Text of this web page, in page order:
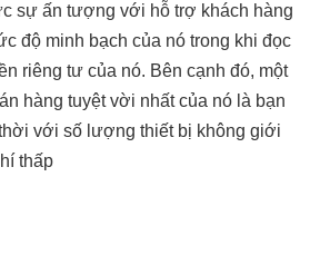
sự ấn tượng với hỗ trợ khách hàng
độ minh bạch của nó trong khi đọc
riêng tư của nó. Bên cạnh đó, một
hàng tuyệt vời nhất của nó là bạn
với số lượng thiết bị không giới
thấp